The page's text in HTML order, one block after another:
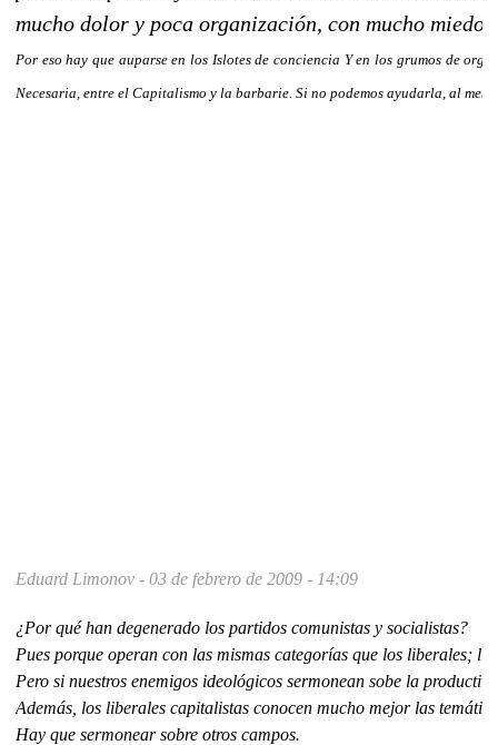
mucho dolor y poca organización, con mucho miedo
Por eso hay que auparse en los Islotes de conciencia Y en los grumos de
Necesaria, entre el Capitalismo y la barbarie. Si no podemos ayudarla, al
Eduard Limonov - 03 de febrero de 2009 - 14:09
¿Por qué han degenerado los partidos comunistas y socialistas?
Pues porque operan con las mismas categorías que los liberales;
Pero si nuestros enemigos ideológicos sermonean sobe la
Además, los liberales capitalistas conocen mucho mejor las
Hay que sermonear sobre otros campos.